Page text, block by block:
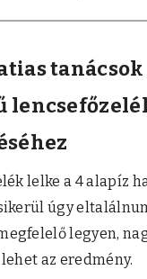
tanácsok
lelke a 4 alapíz
úgy
legyen,
az eredmény.